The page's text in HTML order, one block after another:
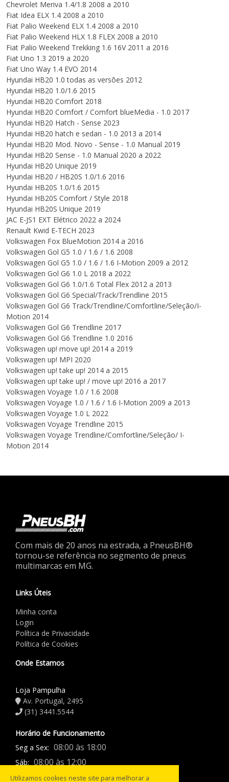
Chevrolet Meriva 1.4/1.8 2008 a 2010
Fiat Idea ELX 1.4 2008 a 2010
Fiat Palio Weekend ELX 1.4 2008 a 2010
Fiat Palio Weekend HLX 1.8 FLEX 2008 a 2010
Fiat Palio Weekend Trekking 1.6 16V 2011 a 2016
Fiat Uno 1.3 2019 a 2020
Fiat Uno Way 1.4 EVO 2014
Hyundai HB20 1.0 todas as versões 2012
Hyundai HB20 1.0/1.6 2015
Hyundai HB20 Comfort 2018
Hyundai HB20 Comfort / Comfort blueMedia - 1.0 2017
Hyundai HB20 Hatch - Sense 2023
Hyundai HB20 hatch e sedan - 1.0 2013 a 2014
Hyundai HB20 Mod. Novo - Sense - 1.0 Manual 2019
Hyundai HB20 Sense - 1.0 Manual 2020 a 2022
Hyundai HB20 Unique 2019
Hyundai HB20 / HB20S 1.0/1.6 2016
Hyundai HB20S 1.0/1.6 2015
Hyundai HB20S Comfort / Style 2018
Hyundai HB20S Unique 2019
JAC E-JS1 EXT Elétrico 2022 a 2024
Renault Kwid E-TECH 2023
Volkswagen Fox BlueMotion 2014 a 2016
Volkswagen Gol G5 1.0 / 1.6 / 1.6 2008
Volkswagen Gol G5 1.0 / 1.6 / 1.6 I-Motion 2009 a 2012
Volkswagen Gol G6 1.0 L 2018 a 2022
Volkswagen Gol G6 1.0/1.6 Total Flex 2012 a 2013
Volkswagen Gol G6 Special/Track/Trendline 2015
Volkswagen Gol G6 Track/Trendline/Comfortline/Seleção/I-
Motion 2014
Volkswagen Gol G6 Trendline 2017
Volkswagen Gol G6 Trendline 1.0 2016
Volkswagen up! move up! 2014 a 2019
Volkswagen up! MPI 2020
Volkswagen up! take up! 2014 a 2015
Volkswagen up! take up! / move up! 2016 a 2017
Volkswagen Voyage 1.0 / 1.6 2008
Volkswagen Voyage 1.0 / 1.6 / 1.6 I-Motion 2009 a 2013
Volkswagen Voyage 1.0 L 2022
Volkswagen Voyage Trendline 2015
Volkswagen Voyage Trendline/Comfortline/Seleção/ I-
Motion 2014
Com mais de 20 anos na estrada, a PneusBH®
tornou-se referência no segmento de pneus
multimarcas em MG.
Links Úteis
Minha conta
Login
Política de Privacidade
Política de Cookies
Onde Estamos
Loja Pampulha
Av. Portugal, 2495
(31) 3441.5544
Horário de Funcionamento
Seg a Sex: 08:00 às 18:00
Sáb: 08:00 às 12:00
Domingo: Fechado
Utilizamos cookies neste site para melhorar a